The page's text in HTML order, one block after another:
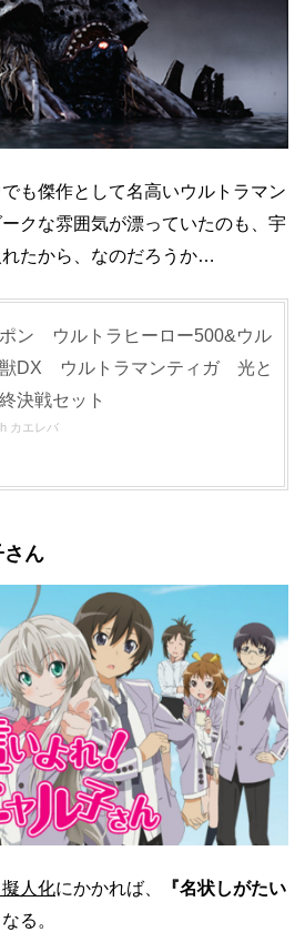
も傑作として名高いウルトラマン
クな雰囲気が漂っていたのも、宇
たから、なのだろうか…
ン ウルトラヒーロー500&ウル
獣DX ウルトラマンティガ 光と
決戦セット
カエレバ
さん
人化にかかれば、
『名状しがたい
る。